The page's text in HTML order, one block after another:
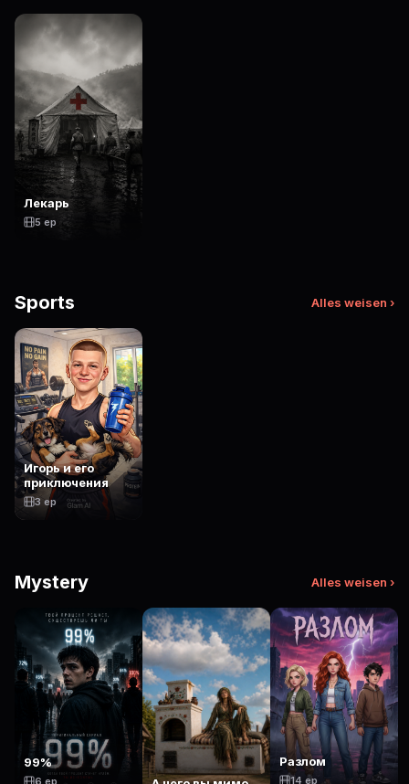
Лекарь
5 ep
Sports Alles weisen ›
Игорь и его
приключения
3 ep
Mystery Alles weisen ›
99% Разлом
14 ep